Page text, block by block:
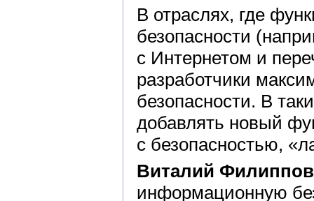
В отраслях, где
безопасности
с Интернетом и
разработчики
безопасности. В
добавлять новый
с безопасностью,
Виталий
информационную